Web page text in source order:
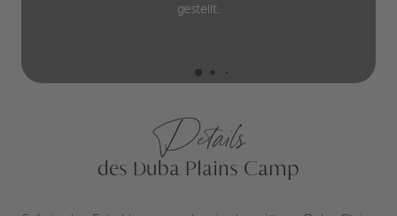
gestellt.
Details
des Duba Plains Camp